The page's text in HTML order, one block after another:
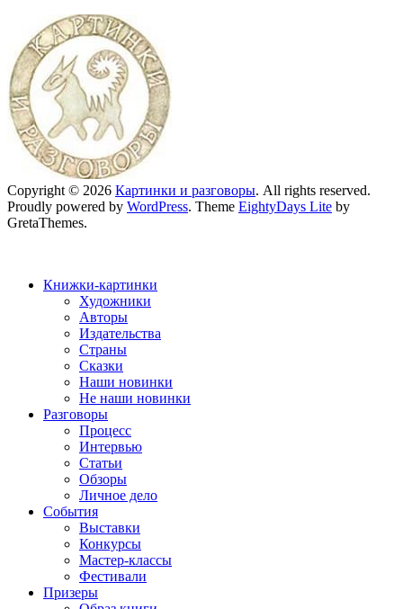
Copyright © 2026 Картинки и разговоры. All rights reserved.
Proudly powered by WordPress. Theme EightyDays Lite by
GretaThemes.
Книжки-картинки
Художники
Авторы
Издательства
Страны
Сказки
Наши новинки
Не наши новинки
Разговоры
Процесс
Интервью
Статьи
Обзоры
Личное дело
События
Выставки
Конкурсы
Мастер-классы
Фестивали
Призеры